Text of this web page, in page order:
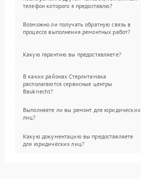
телефон которого я предоставлю?
Возможно ли получать обратную связь в
процессе выполнения ремонтных работ?
Какую гарантию вы предоставляете?
В каких районах Стерлитамака
располагаются сервисные центры
Bauknecht?
Выполняете ли вы ремонт для юридических
лиц?
Какую документацию вы предоставляете
для юридических лиц?